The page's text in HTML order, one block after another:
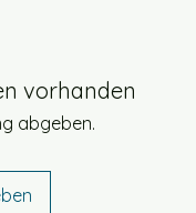
Faserqualität,
vorhanden
abgeben.